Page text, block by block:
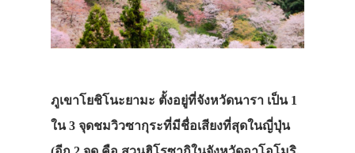
ภูเขาโยชิโนะยามะ ตั้งอยู่ที่จังหวัดนารา เป็น1
ใน3 จุดชมวิวซากุระที่มีชื่อเสียงที่สุดในญี่ปุ่น